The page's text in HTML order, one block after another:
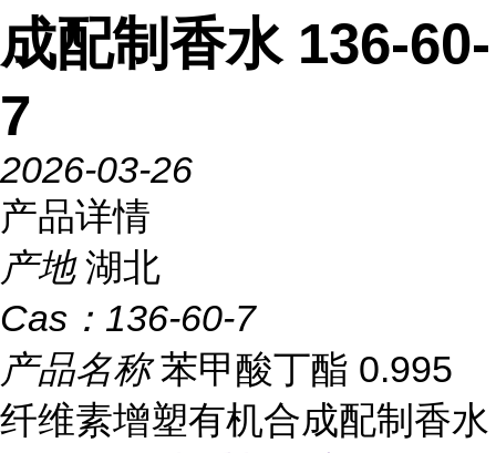
成配制香水 136-60-
7
2026-03-26
产品详情
产地 湖北
Cas： 136-60-7
产品名称苯甲酸丁酯 0.995
纤维素增塑有机合成配制香水